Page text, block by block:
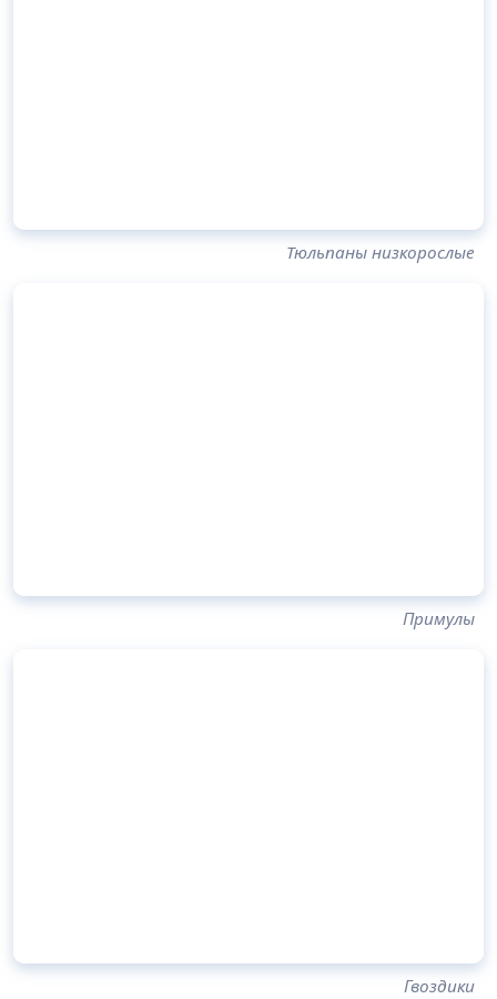
Тюльпаны низкорослые
Примулы
Гвоздики